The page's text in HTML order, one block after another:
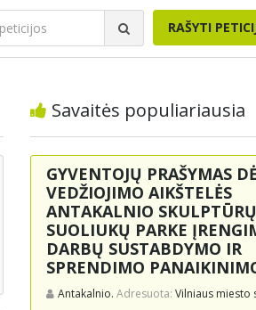
RAŠYTI
Savaitės populiariausia
GYVENTOJŲ PRAŠYMAS
VEDŽIOJIMO AIKŠTELĖS
ANTAKALNIO
SUOLIUKŲ PARKE
DARBŲ SUSTABDYMO IR
SPRENDIMO
Antakalnio. Adresuota: Vilniaus miesto savivaldybės